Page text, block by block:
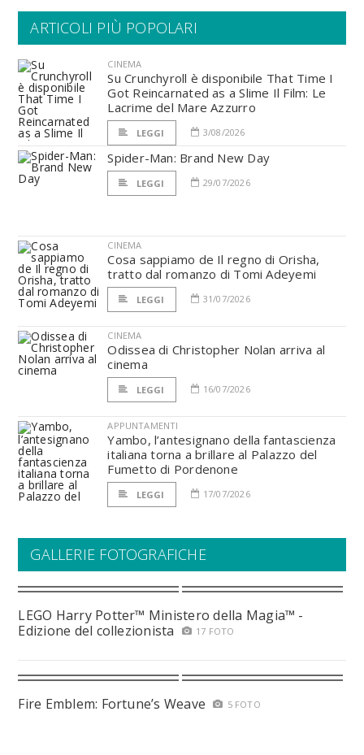
ARTICOLI PIÙ POPOLARI
CINEMA
Su Crunchyroll è disponibile That Time I
Got Reincarnated as a Slime Il Film: Le
Lacrime del Mare Azzurro
LEGGI 3/08/2026
Spider-Man: Brand New Day
LEGGI 29/07/2026
CINEMA
Cosa sappiamo de Il regno di Orisha,
tratto dal romanzo di Tomi Adeyemi
LEGGI 31/07/2026
CINEMA
Odissea di Christopher Nolan arriva al
cinema
LEGGI 16/07/2026
APPUNTAMENTI
Yambo, l’antesignano della fantascienza
italiana torna a brillare al Palazzo del
Fumetto di Pordenone
LEGGI 17/07/2026
GALLERIE FOTOGRAFICHE
LEGO Harry Potter™ Ministero della Magia™ -
Edizione del collezionista
17 FOTO
Fire Emblem: Fortune’s Weave 5 FOTO